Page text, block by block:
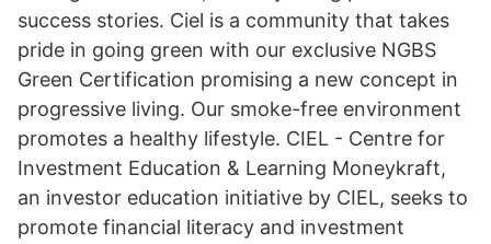
success stories. Ciel is a community that takes
pride in going green with our exclusive NGBS
Green Certification promising a new concept in
progressive living. Our smoke-free environment
promotes a healthy lifestyle. CIEL - Centre for
Investment Education & Learning Moneykraft,
an investor education initiative by CIEL, seeks to
promote financial literacy and investment